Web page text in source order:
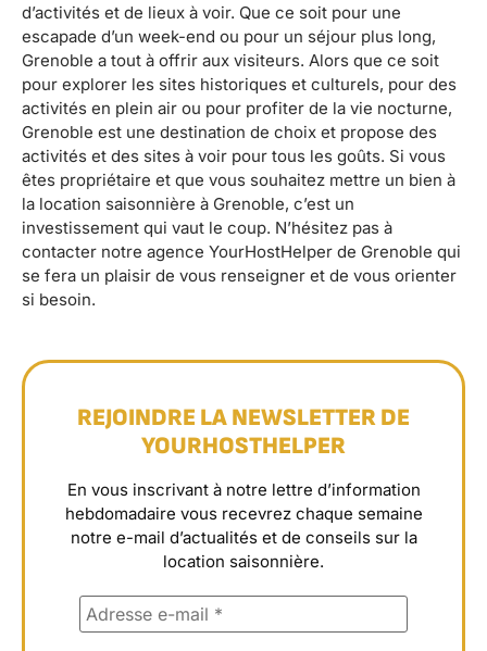
d’activités et de lieux à voir. Que ce soit pour une
escapade d’un week-end ou pour un séjour plus long,
Grenoble a tout à offrir aux visiteurs. Alors que ce soit
pour explorer les sites historiques et culturels, pour des
activités en plein air ou pour profiter de la vie nocturne,
Grenoble est une destination de choix et propose des
activités et des sites à voir pour tous les goûts. Si vous
êtes propriétaire et que vous souhaitez mettre un bien à
la location saisonnière à Grenoble, c’est un
investissement qui vaut le coup. N’hésitez pas à
contacter notre agence YourHostHelper de Grenoble qui
se fera un plaisir de vous renseigner et de vous orienter
si besoin.
REJOINDRE LA NEWSLETTER DE
YOURHOSTHELPER
En vous inscrivant à notre lettre d’information
hebdomadaire vous recevrez chaque semaine
notre e-mail d’actualités et de conseils sur la
location saisonnière.